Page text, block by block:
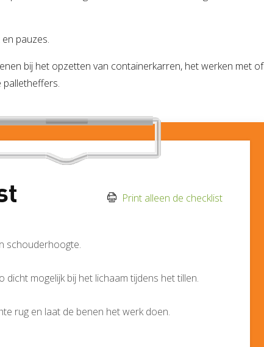
pauzes.
bij het opzetten van containerkarren, het werken met of
palletheffers.
Print alleen de checklist
schouderhoogte.
dicht mogelijk bij het lichaam tijdens het tillen.
rug en laat de benen het werk doen.